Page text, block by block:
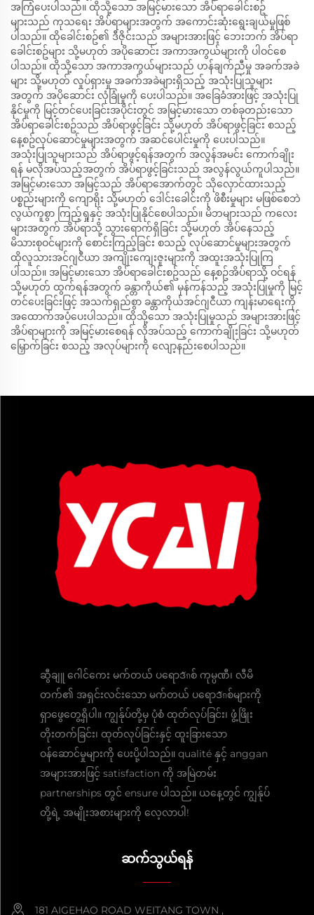
အကြံပေးပါသည်။ ထိုသို့သော အမြင့်မားသော အိပ်ရာခေါင်းစဥ်
များသည် ကုသရေး အိပ်ရာများအတွက် အကောင်းဆုံးရွေးချယ်မှုဖြစ်
ပါသည်။ ထိုခေါင်းစဥ်၏ ဒီဇိုင်းသည် အများအားဖြင့် ဘေးဘက် အိပ်ရာ
ခေါင်းစဥ်များ သို့မဟုတ် အပိုဆောင်း အကာအကွယ်များကို ပါဝင်စေ
ပါသည်။ ထိုသို့သော အကာအကွယ်များသည် ဟန်ချက်ညီမှု အခက်အခဲ
များ သို့မဟုတ် လှုပ်ရှားမှု အခက်အခဲများရှိသည့် အသုံးပြုသူများ
အတွက် အပိုဆောင်း လုံခြုံမှုကို ပေးပါသည်။ အခြေခံအားဖြင့် အသုံးပြု
နိုင်မှုကို မြင့်တင်ပေးခြင်းအပိုင်းတွင် အမြင့်မားသော တစ်ခုတည်းသော
အိပ်ရာခေါင်းစဥ်သည် အိပ်ရာဖွင့်ခြင်း သို့မဟုတ် အိပ်ရာဖွင့်ခြင်း စသည့်
နေ့စဥ်လုပ်ဆောင်မှုများအတွက် အဆင်ပေါင်းမှုကို ပေးပါသည်။
အသုံးပြုသူများသည် အိပ်ရာဖွင့်ရန်အတွက် အလွန်အမင်း ကောက်ချိုး
ရန် မလိုအပ်သည့်အတွက် အိပ်ရာဖွင့်ခြင်းသည် အလွန်လွယ်ကူပါသည်။
အမြင့်မားသော အမြင့်သည် အိပ်ရာအောက်တွင် သိုလှောင်ထားသည့်
ပစ္စည်းများကို ကျောရိုး သို့မဟုတ် ဒေါင်းခေါင်းကို ဖိစီးမှုများ မဖြစ်စေဘဲ
လွယ်ကူစွာ ကြည့်ရှုနှင့် အသုံးပြုနိုင်စေပါသည်။ မိဘများသည် ကလေး
များအတွက် အိပ်ရာသို့ သွားရောက်ရှိခြင်း သို့မဟုတ် အိပ်နေသည့်
မိသားစုဝင်များကို စောင်းကြည့်ခြင်း စသည့် လုပ်ဆောင်မှုများအတွက်
ထိုလူသားအင်ဂျငီယာ အကျိုးကျေးဇူးများကို အထူးအသုံးပြုကြ
ပါသည်။ အမြင့်မားသော အိပ်ရာခေါင်းစဥ်သည် နေ့စဥ်အိပ်ရာသို့ ဝင်ရန်
သို့မဟုတ် ထွက်ရန်အတွက် ခန္တာကိုယ်၏ မှန်ကန်သည့် အသုံးပြုမှုကို မြင့်
တင်ပေးခြင်းဖြင့် အသက်ရှည်စွာ ခန္တာကိုယ်အင်ဂျငီယာ ကျန်းမာရေးကို
အထောက်အပံ့ပေးပါသည်။ ထိုသို့သော အသုံးပြုမှုသည် အများအားဖြင့်
အိပ်ရာများကို အမြင့်မားစေရန် လိုအပ်သည့် ကောက်ချိုးခြင်း သို့မဟုတ်
မြှောက်ခြင်း စသည့် အလုပ်များကို လျော့နည်းစေပါသည်။
ဆွီချူ ဂေါင်ကေး မက်တယ် ပရောဒักစ် ကုမ္ပဏီ၊ လီမိ
တက်၏ အရှင်းလင်းသော မက်တယ် ပရောဒักစ်များကို
ရှာဖွေတွေ့ရှိပါ။ ကျွန်ုပ်တို့မှ ပုံစံ ထုတ်လုပ်ခြင်း၊ ဖွံ့ဖြိုး
တိုးတက်ခြင်း၊ ထုတ်လုပ်ခြင်းနှင့် ထူးခြားသော
ဝန်ဆောင်မှုများကို ပေးပို့ပါသည်။ qualité နှင့် anggan
အများအားဖြင့် satisfaction ကို အမြဲတမ်း
partnerships တွင် ensure ပါသည်။ ယနေ့တွင် ကျွန်ုပ်
တို့ရဲ့ အမျိုးအစားများကို လေ့လာပါ!
ဆက်သွယ်ရန်
181 AIGEHAO ROAD WEITANG TOWN ,